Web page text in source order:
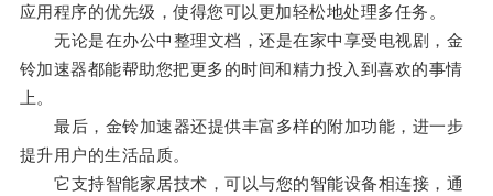
应用程序的优先级，使得您可以更加轻松地处理多任务。
无论是在办公中整理文档，还是在家中享受电视剧，金
铃加速器都能帮助您把更多的时间和精力投入到喜欢的事情
上。
最后，金铃加速器还提供丰富多样的附加功能，进一步
提升用户的生活品质。
它支持智能家居技术，可以与您的智能设备相连接，通